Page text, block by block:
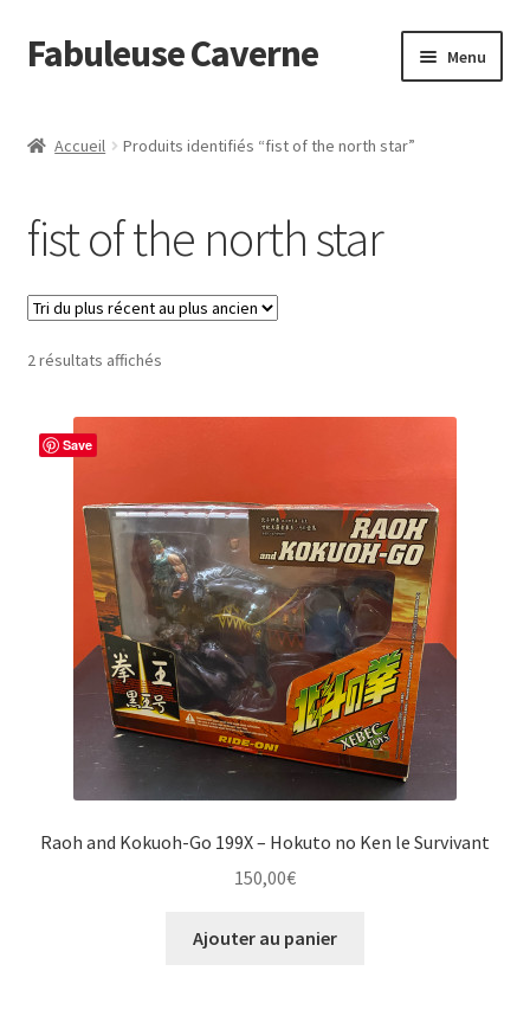
Aller
à
navigation
Aller
au
Fabuleuse Caverne Menu
Superflat Museum Murakami
En réapprovisionnement
Accueil Produits identifiés “fist of the north star”
fist of the north star
2 résultats affichésTrié
ancien
Save
Raoh and Kokuoh-Go 199X – Hokuto no Ken le Survivant
150,00€
Ajouter au panier